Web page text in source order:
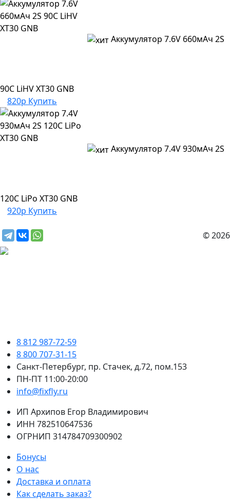
Аккумулятор 7.6V 660мАч 2S
90C LiHV XT30 GNB
820р Купить
Аккумулятор 7.4V 930мАч 2S
120C LiPo XT30 GNB
920р Купить
© 2026
8 812 987-72-59
8 800 707-31-15
Санкт-Петербург, пр. Стачек, д.72, пом.153
ПН-ПТ 11:00-20:00
info@fixfly.ru
ИП Архипов Егор Владимирович
ИНН 782510647536
ОГРНИП 314784709300902
Бонусы
О нас
Доставка и оплата
Как сделать заказ?